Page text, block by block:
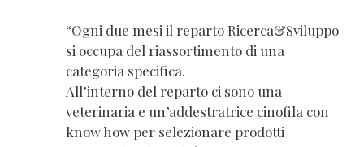
“Ogni due mesi il reparto Ricerca&Sviluppo
si occupa del riassortimento di una
categoria specifica.
All’interno del reparto ci sono una
veterinaria e un’addestratrice cinofila con
know how per selezionare prodotti